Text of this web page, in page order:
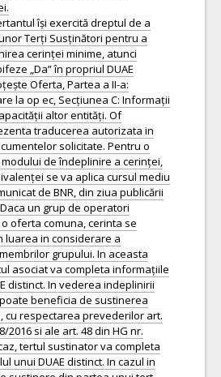
își exercită dreptul de a
Terți Susținători pentru a
cerinței minime, atunci
„Da” în propriul DUAE
Oferta, Partea a II-a:
la op ec, Secțiunea C: Informații
altor entități. Of
traducerea autorizata in
solicitate. Pentru o
de îndeplinire a cerinței,
se va aplica cursul mediu
de BNR, din ziua publicării
un grup de operatori
oferta comuna, cerinta se
luarea in considerare a
grupului. In aceasta
asociat va completa informațiile
distinct. In vederea indeplinirii
beneficia de sustinerea
respectarea prevederilor art.
2016 si ale art. 48 din HG nr.
tertul sustinator va completa
unui DUAE distinct. In cazul in